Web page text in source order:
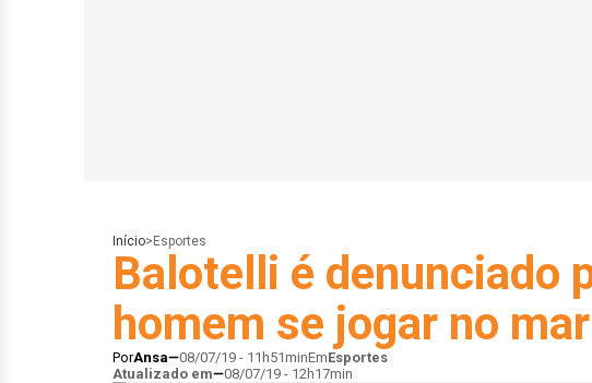
Início> Esportes
Balotelli é denunciado
homem se jogar no
PorAnsa 08/07/19 - 11h51minEmEsportes
Atualizado em
08/07/19 - 12h17min